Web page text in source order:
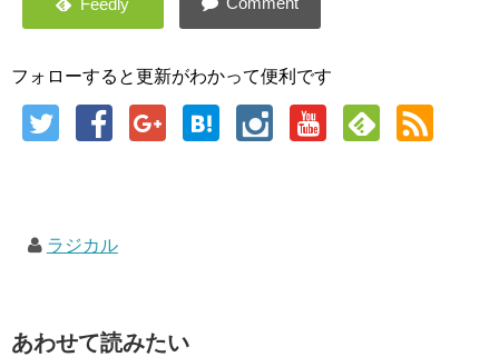
フォローすると更新がわかって便利です
ラジカル
あわせて読みたい